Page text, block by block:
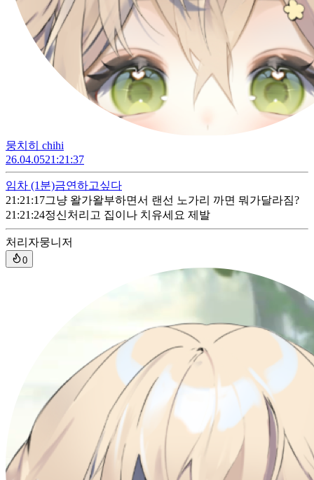
뭉치히 chihi
26.04.0521:21:37
임차 (1분)금연하고싶다
21:21:17그냥 왈가왈부하면서 랜선 노가리 까면 뭐가달라짐?
21:21:24정신처리고 집이나 치유세요 제발
처리자뭉니저
0